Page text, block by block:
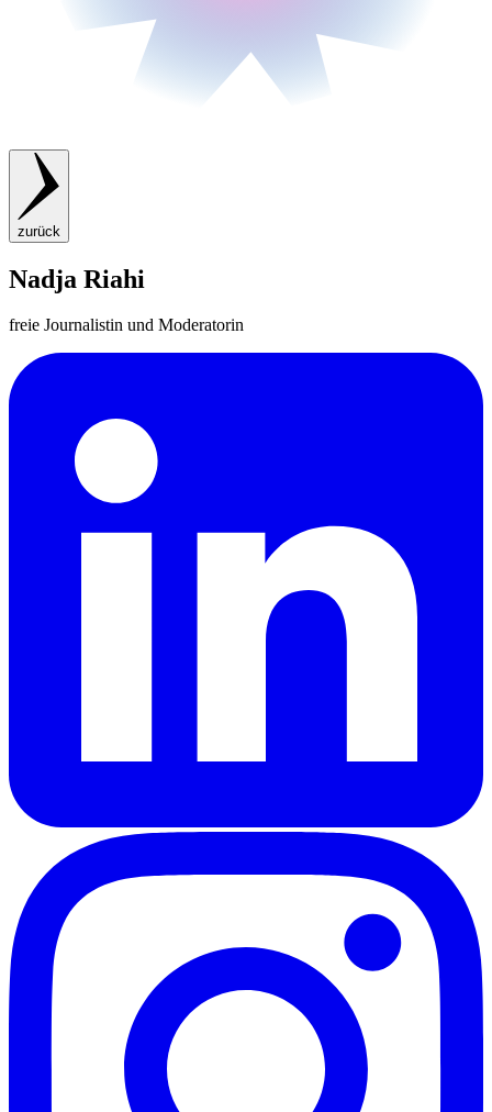
zurück
Nadja Riahi
freie Journalistin und Moderatorin